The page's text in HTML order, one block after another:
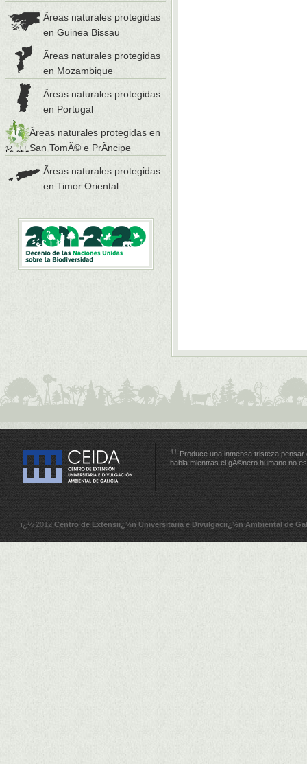
Ãreas naturales protegidas
en Guinea Bissau
Ãreas naturales protegidas
en Mozambique
Ãreas naturales protegidas
en Portugal
Ãreas naturales protegidas en
San TomÃ© e PrÃ­ncipe
Ãreas naturales protegidas
en Timor Oriental
Produce una inmensa tristeza pensar
habla mientras el gÃ©nero humano no
ï¿½ 2012Centro de Extensiï¿½n Universitaria e Divulgaciï¿½n Ambiental de